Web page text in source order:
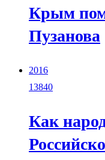
Крым
Пузанова
2016
13840
Как